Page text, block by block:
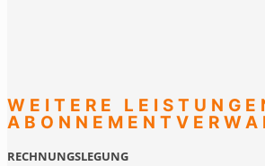
WEITERE
RECHNUNGSLEGUNG